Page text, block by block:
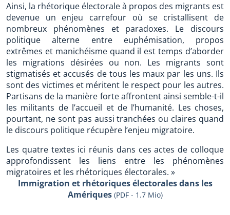
Ainsi, la rhétorique électorale à propos des migrants est
devenue un enjeu carrefour où se cristallisent de
nombreux phénomènes et paradoxes. Le discours
politique alterne entre euphémisation, propos
extrêmes et manichéisme quand il est temps d’aborder
les migrations désirées ou non. Les migrants sont
stigmatisés et accusés de tous les maux par les uns. Ils
sont des victimes et méritent le respect pour les autres.
Partisans de la manière forte affrontent ainsi semble-t-il
les militants de l’accueil et de l’humanité. Les choses,
pourtant, ne sont pas aussi tranchées ou claires quand
le discours politique récupère l’enjeu migratoire.
Les quatre textes ici réunis dans ces actes de colloque
approfondissent les liens entre les phénomènes
migratoires et les rhétoriques électorales. »
Immigration et rhétoriques électorales dans les
Amériques (PDF - 1.7 Mio)